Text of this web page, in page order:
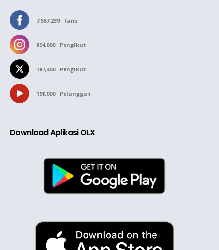
7,567,239 Fans
894,000 Pengikut
187,400 Pengikut
198,000 Pelanggan
Download Aplikasi OLX